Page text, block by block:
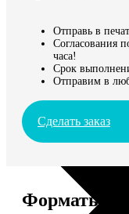
Отправь в
Согласования
часа!
Срок
Отправим в
Сделать заказ
Форматы и